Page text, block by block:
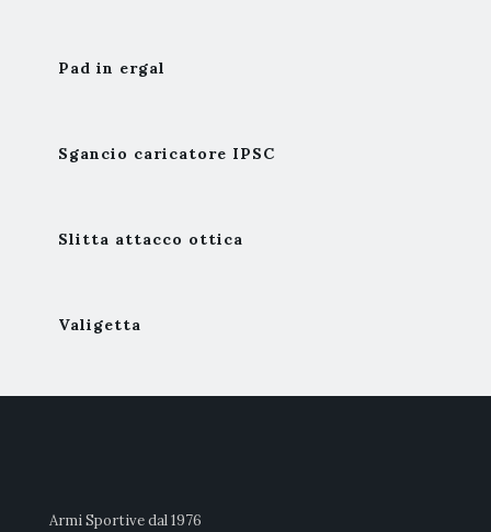
Pad in ergal
Sgancio caricatore IPSC
Slitta attacco ottica
Valigetta
Armi Sportive dal 1976